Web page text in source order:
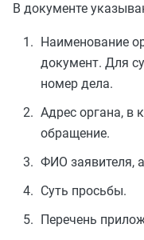
В документе
Наименование
документ. Для
номер дела.
Адрес органа, в
обращение.
ФИО заявителя,
Суть просьбы.
Перечень